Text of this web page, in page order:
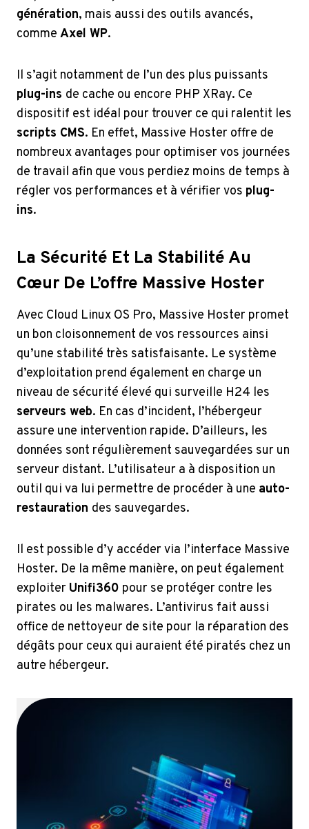
génération, mais aussi des outils avancés,
comme Axel WP.
Il s’agit notamment de l’un des plus puissants
plug-ins de cache ou encore PHP XRay. Ce
dispositif est idéal pour trouver ce qui ralentit les
scripts CMS. En effet, Massive Hoster offre de
nombreux avantages pour optimiser vos journées
de travail afin que vous perdiez moins de temps à
régler vos performances et à vérifier vos plug-
ins.
La Sécurité Et La Stabilité Au
Cœur De L’offre Massive Hoster
Avec Cloud Linux OS Pro, Massive Hoster promet
un bon cloisonnement de vos ressources ainsi
qu’une stabilité très satisfaisante. Le système
d’exploitation prend également en charge un
niveau de sécurité élevé qui surveille H24 les
serveurs web. En cas d’incident, l’hébergeur
assure une intervention rapide. D’ailleurs, les
données sont régulièrement sauvegardées sur un
serveur distant. L’utilisateur a à disposition un
outil qui va lui permettre de procéder à une auto-
restauration des sauvegardes.
Il est possible d’y accéder via l’interface Massive
Hoster. De la même manière, on peut également
exploiter Unifi360 pour se protéger contre les
pirates ou les malwares. L’antivirus fait aussi
office de nettoyeur de site pour la réparation des
dégâts pour ceux qui auraient été piratés chez un
autre hébergeur.